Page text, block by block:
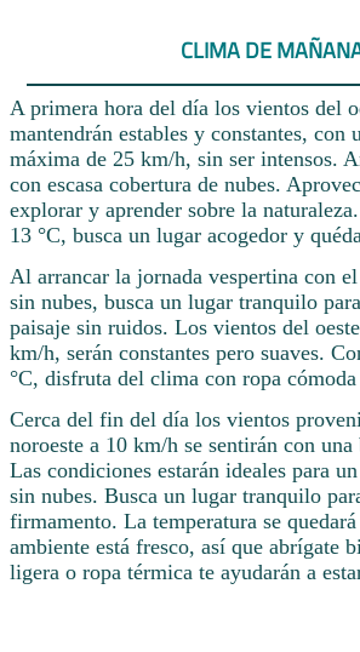
CLIMA DE
A primera hora del día los vientos del
mantendrán estables y constantes, con
máxima de 25 km/h, sin ser intensos.
con escasa cobertura de nubes.
explorar y aprender sobre la
13 °C, busca un lugar acogedor y
Al arrancar la jornada vespertina con
sin nubes, busca un lugar tranquilo
paisaje sin ruidos. Los vientos del
km/h, serán constantes pero suaves.
°C, disfruta del clima con ropa
Cerca del fin del día los vientos
noroeste a 10 km/h se sentirán con una
Las condiciones estarán ideales para
sin nubes. Busca un lugar tranquilo
firmamento. La temperatura se
ambiente está fresco, así que abrígate
ligera o ropa térmica te ayudarán a